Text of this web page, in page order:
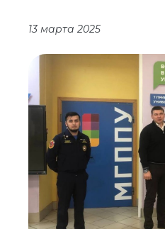
13 марта 2025